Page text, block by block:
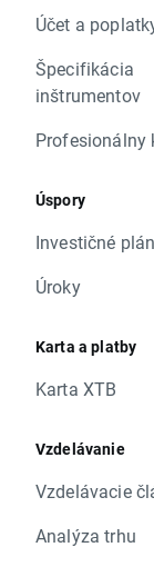
Účet a
Špecifikácia
inštrumentov
Profesionálny
Úspory
Investičné
Úroky
Karta a platby
Karta XTB
Vzdelávanie
Vzdelávacie
Analýza trhu